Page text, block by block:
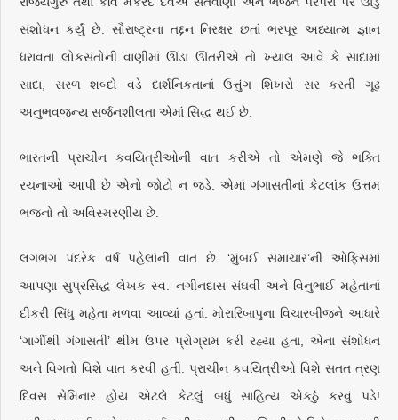
સંશોધન કર્યું છે. સૌરાષ્ટ્રના તદ્દન નિરક્ષર છતાં ભરપૂર અધ્યાત્મ જ્ઞાન
ધરાવતા લોકસંતોની વાણીમાં ઊંડા ઊતરીએ તો ખ્યાલ આવે કે સાદામાં
સાદા, સરળ શબ્દો વડે દાર્શનિકતાનાં ઉત્તુંગ શિખરો સર કરતી ગૂઢ
અનુભવજન્ય સર્જનશીલતા એમાં સિદ્ધ થઈ છે.
ભારતની પ્રાચીન કવયિત્રીઓની વાત કરીએ તો એમણે જે ભક્તિ
રચનાઓ આપી છે એનો જોટો ન જડે. એમાં ગંગાસતીનાં કેટલાંક ઉત્તમ
ભજનો તો અવિસ્મરણીય છે.
લગભગ પંદરેક વર્ષ પહેલાંની વાત છે. ‘મુંબઈ સમાચાર’ની ઓફિસમાં
આપણા સુપ્રસિદ્ધ લેખક સ્વ. નગીનદાસ સંઘવી અને વિનુભાઈ મહેતાનાં
દીકરી સિંધુ મહેતા મળવા આવ્યાં હતાં. મોરારિબાપુના વિચારબીજને આધારે
‘ગાર્ગીથી ગંગાસતી’ થીમ ઉપર પ્રોગ્રામ કરી રહ્યા હતા, એના સંશોધન
અને વિગતો વિશે વાત કરવી હતી. પ્રાચીન કવયિત્રીઓ વિશે સતત ત્રણ
દિવસ સેમિનાર હોય એટલે કેટલું બધું સાહિત્ય એકઠું કરવું પડે!